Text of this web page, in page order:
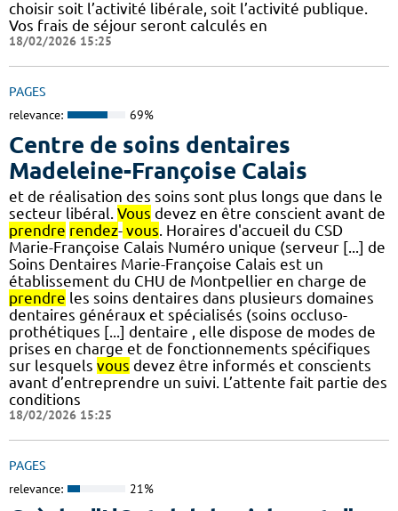
choisir soit l’activité libérale, soit l’activité publique.
Vos frais de séjour seront calculés en
18/02/2026 15:25
PAGES
relevance: 69%
Centre de soins dentaires
Madeleine-Françoise Calais
et de réalisation des soins sont plus longs que dans le
secteur libéral. Vous devez en être conscient avant de
prendre rendez- vous . Horaires d'accueil du CSD
Marie-Françoise Calais Numéro unique (serveur [...] de
Soins Dentaires Marie-Françoise Calais est un
établissement du CHU de Montpellier en charge de
prendre les soins dentaires dans plusieurs domaines
dentaires généraux et spécialisés (soins occluso-
prothétiques [...] dentaire , elle dispose de modes de
prises en charge et de fonctionnements spécifiques
sur lesquels vous devez être informés et conscients
avant d’entreprendre un suivi. L’attente fait partie des
conditions
18/02/2026 15:25
PAGES
relevance: 21%